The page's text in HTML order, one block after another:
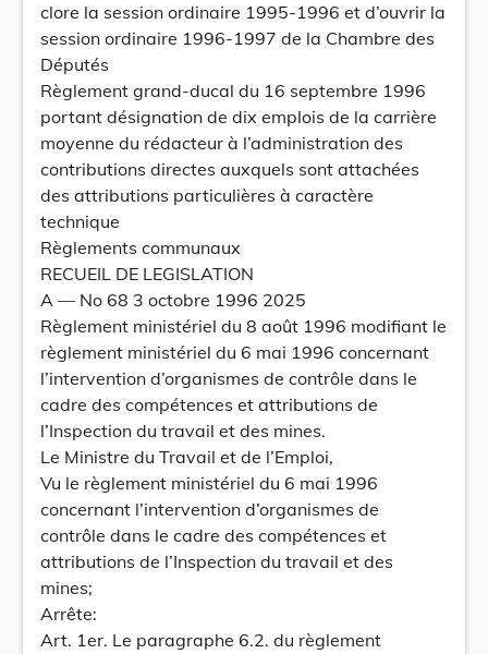
clore la session ordinaire 1995-1996 et d’ouvrir la
session ordinaire 1996-1997 de la Chambre des
Députés
Règlement grand-ducal du 16 septembre 1996
portant désignation de dix emplois de la carrière
moyenne du rédacteur à l’administration des
contributions directes auxquels sont attachées
des attributions particulières à caractère
technique
Règlements communaux
RECUEIL DE LEGISLATION
A — No 68 3 octobre 1996 2025
Règlement ministériel du 8 août 1996 modifiant le
règlement ministériel du 6 mai 1996 concernant
l’intervention d’organismes de contrôle dans le
cadre des compétences et attributions de
l’Inspection du travail et des mines.
Le Ministre du Travail et de l’Emploi,
Vu le règlement ministériel du 6 mai 1996
concernant l’intervention d’organismes de
contrôle dans le cadre des compétences et
attributions de l’Inspection du travail et des
mines;
Arrête:
Art. 1er. Le paragraphe 6.2. du règlement